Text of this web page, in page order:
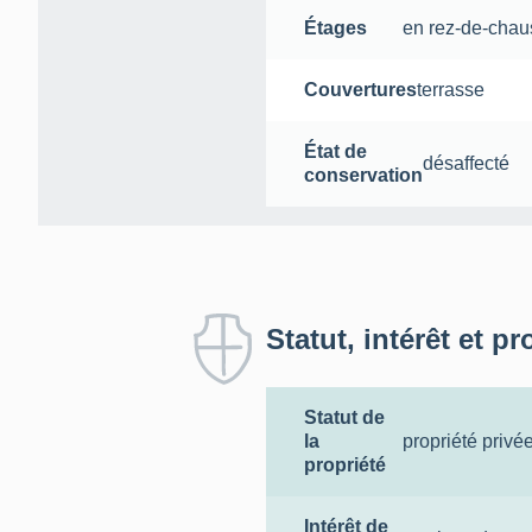
Étages en rez-de-
Couverturesterrasse
État de
conservation
désaffecté
Statut, intérêt et
Statut de
la
propriété
propriété
Intérêt de